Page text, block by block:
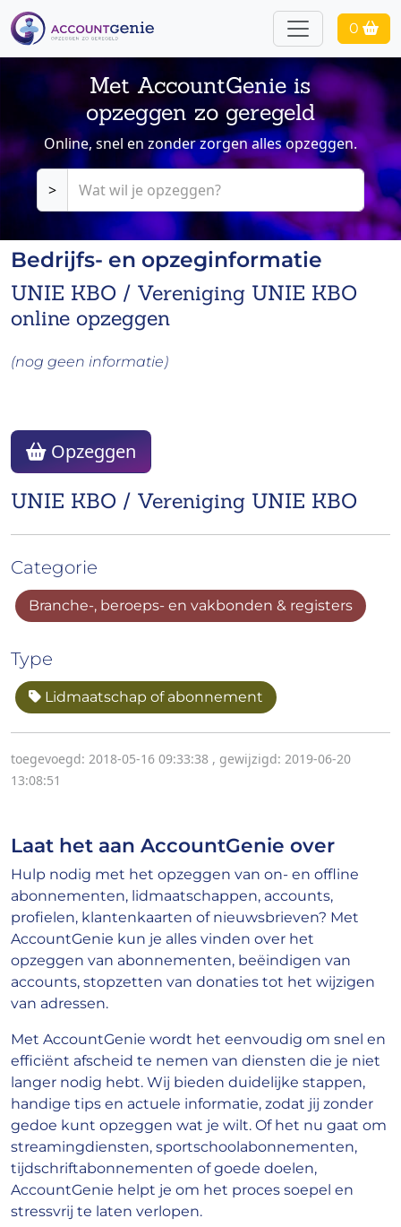
0
Met AccountGenie is
opzeggen zo geregeld
Online, snel en zonder zorgen alles opzeggen.
>
Bedrijfs- en opzeginformatie
UNIE KBO / Vereniging UNIE KBO
online opzeggen
(nog geen informatie)
UNIE KBO / Vereniging UNIE KBO
Opzeggen
Categorie
Branche-, beroeps- en vakbonden & registers
Type
Lidmaatschap of abonnement
toegevoegd: 2018-05-16 09:33:38 , gewijzigd: 2019-06-20
13:08:51
Laat het aan AccountGenie over
Hulp nodig met het opzeggen van on- en offline
abonnementen, lidmaatschappen, accounts,
profielen, klantenkaarten of nieuwsbrieven? Met
AccountGenie kun je alles vinden over het
opzeggen van abonnementen, beëindigen van
accounts, stopzetten van donaties tot het wijzigen
van adressen.
Met AccountGenie wordt het eenvoudig om snel en
efficiënt afscheid te nemen van diensten die je niet
langer nodig hebt. Wij bieden duidelijke stappen,
handige tips en actuele informatie, zodat jij zonder
gedoe kunt opzeggen wat je wilt. Of het nu gaat om
streamingdiensten, sportschoolabonnementen,
tijdschriftabonnementen of goede doelen,
AccountGenie helpt je om het proces soepel en
stressvrij te laten verlopen.